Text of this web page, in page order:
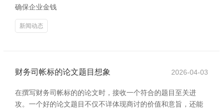
确保企业金钱
新闻动态
财务司帐标的论文题目想象 2026-04-03
在撰写财务司帐标的的论文时，接收一个符合的题目至关进
攻。一个好的论文题目不仅不详体现商讨的价值和意旨，还能